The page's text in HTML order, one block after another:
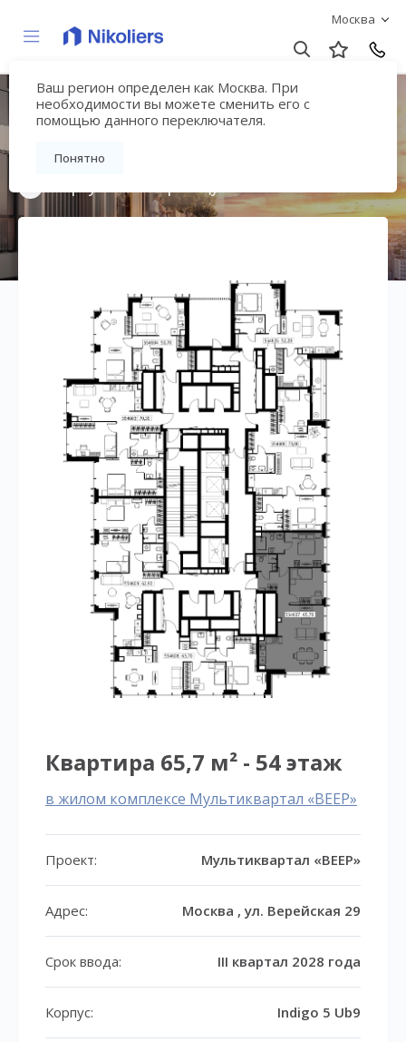
Москва
Ваш регион определен как Москва. При
необходимости вы можете сменить его с
помощью данного переключателя.
Понятно
Мультиквартал
«ВЕЕР»
Квартира 65,7 м² - 54 этаж
в жилом комплексе Мультиквартал «ВЕЕР»
Проект: Мультиквартал «ВЕЕР»
Адрес: Москва , ул. Верейская 29
Срок ввода: III квартал 2028 года
Корпус: Indigo 5 Ub9